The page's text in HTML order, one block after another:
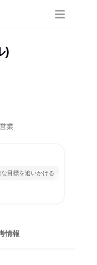
)
営業
な目標を追いかける
情報